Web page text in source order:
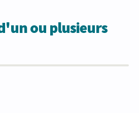
ou plusieurs